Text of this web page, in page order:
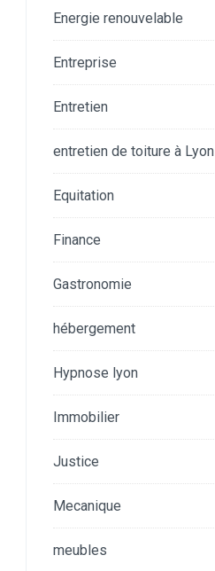
Energie renouvelable
Entreprise
Entretien
entretien de toiture à Lyon
Equitation
Finance
Gastronomie
hébergement
Hypnose lyon
Immobilier
Justice
Mecanique
meubles